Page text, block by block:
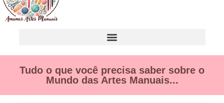
Tudo o que você precisa saber sobre o
Mundo das Artes Manuais...